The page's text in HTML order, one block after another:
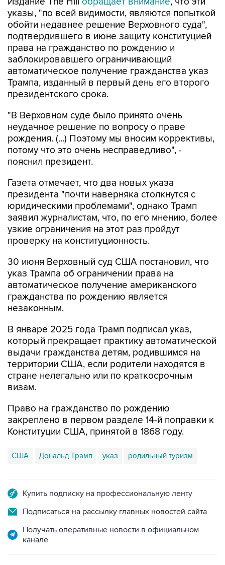
указы, "по всей видимости, являются попыткой
обойти недавнее решение Верховного суда",
подтвердившего в июне защиту конституцией
права на гражданство по рождению и
заблокировавшего ограничивающий
автоматическое получение гражданства указ
Трампа, изданный в первый день его второго
президентского срока.
"В Верховном суде было принято очень
неудачное решение по вопросу о праве
рождения. (...) Поэтому мы вносим коррективы,
потому что это очень несправедливо", -
пояснил президент.
Газета отмечает, что два новых указа
президента "почти наверняка столкнутся с
юридическими проблемами", однако Трамп
заявил журналистам, что, по его мнению, более
узкие ограничения на этот раз пройдут
проверку на конституционность.
30 июня Верховный суд США постановил, что
указ Трампа об ограничении права на
автоматическое получение американского
гражданства по рождению является
незаконным.
В январе 2025 года Трамп подписал указ,
который прекращает практику автоматической
выдачи гражданства детям, родившимся на
территории США, если родители находятся в
стране нелегально или по краткосрочным
визам.
Право на гражданство по рождению
закреплено в первом разделе 14-й поправки к
Конституции США, принятой в 1868 году.
США Дональд Трамп указ родильный туризм
Купить подписку на профессиональную ленту
Подписаться на рассылку главных новостей сайта
Получать оперативные новости в официальном
канале